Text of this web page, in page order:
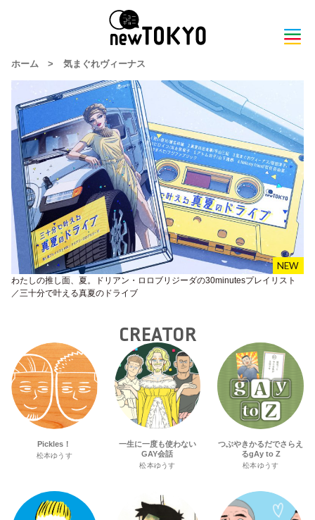
ホーム > 気まぐれヴィーナス
わたしの推し面、夏。ドリアン・ロロブリジーダの30minutesプレイリスト
／三十分で叶える真夏のドライブ
CREATOR
Pickles！
松本ゆうす
一生に一度も使わない
GAY会話
松本ゆうす
つぶやきかるだでさらえ
るgAy to Z
松本ゆうす